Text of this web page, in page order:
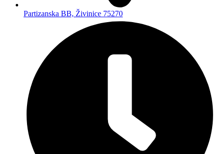
Partizanska BB, Živinice 75270